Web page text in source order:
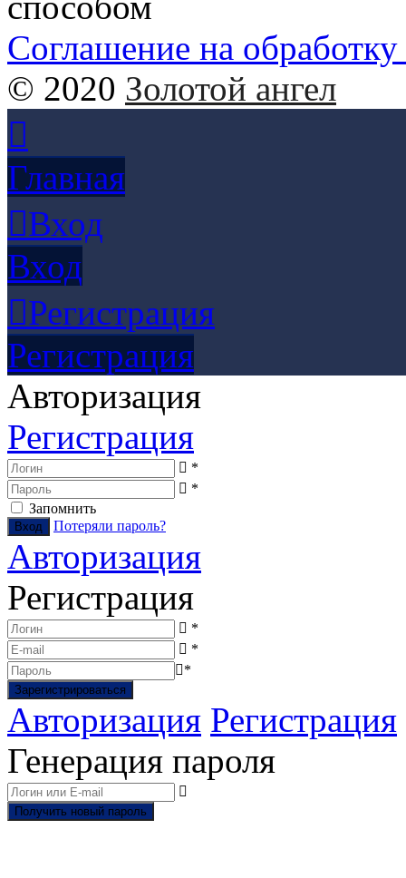
Соглашение на
© 2020 Золотой ангел
Главная
Вход
Вход
Регистрация
Регистрация
Авторизация
Регистрация
*
*
Запомнить
Потеряли пароль?
Авторизация
Регистрация
*
*
*
Авторизация Регистрация
Генерация пароля